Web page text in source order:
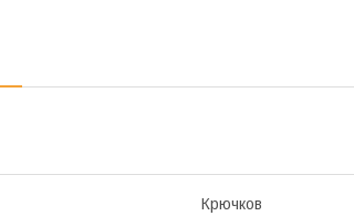
Крючков